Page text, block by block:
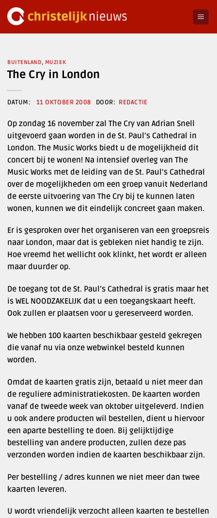
naar
BUITENLAND, MUZIEK
The Cry in London
11 OKTOBER 2008 REDACTIE
Op zondag 16 november zal The Cry van Adrian Snell
uitgevoerd gaan worden in de St. Paul’s Cathedral in
London. The Music Works biedt u de mogelijkheid dit
concert bij te wonen! Na intensief overleg van The
Music Works met de leiding van de St. Paul’s Cathedral
over de mogelijkheden om een groep vanuit Nederland
de eerste uitvoering van The Cry bij te kunnen laten
wonen, kunnen we dit eindelijk concreet gaan maken.
Er is gesproken over het organiseren van een groepsreis
naar London, maar dat is gebleken niet handig te zijn.
Hoe vreemd het wellicht ook klinkt, het wordt er alleen
maar duurder op.
De toegang tot de St. Paul’s Cathedral is gratis maar het
is WEL NOODZAKELIJK dat u een toegangskaart heeft.
Ook zullen er plaatsen voor u gereserveerd worden.
We hebben 100 kaarten beschikbaar gesteld gekregen
die vanaf nu via onze webwinkel besteld kunnen
worden.
Omdat de kaarten gratis zijn, betaald u niet meer dan
de reguliere administratiekosten. De kaarten worden
vanaf de tweede week van oktober uitgeleverd. Indien
u ook andere producten wil bestellen, dient u hiervoor
een aparte bestelling te doen. Bij gelijktijdige
bestelling van andere producten, zullen deze pas
verzonden worden indien de kaarten beschikbaar zijn.
Per bestelling / adres kunnen we niet meer dan twee
kaarten leveren.
U wordt vriendelijk verzocht alleen kaarten te bestellen